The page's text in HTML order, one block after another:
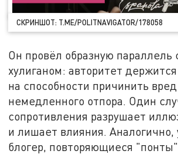
СКРИНШОТ: T.ME/POLITNAVIGATOR/178058
Он провёл образную параллель
хулиганом: авторитет
на способности причинить
немедленного отпора. Один
сопротивления разрушает
и лишает влияния. Аналогично,
блогер, повторяющиеся